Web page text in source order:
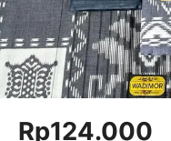
Rp124.000